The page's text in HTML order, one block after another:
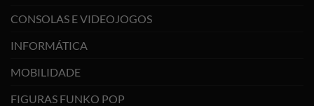
CONSOLAS E VIDEOJOGOS
INFORMÁTICA
MOBILIDADE
FIGURAS FUNKO POP